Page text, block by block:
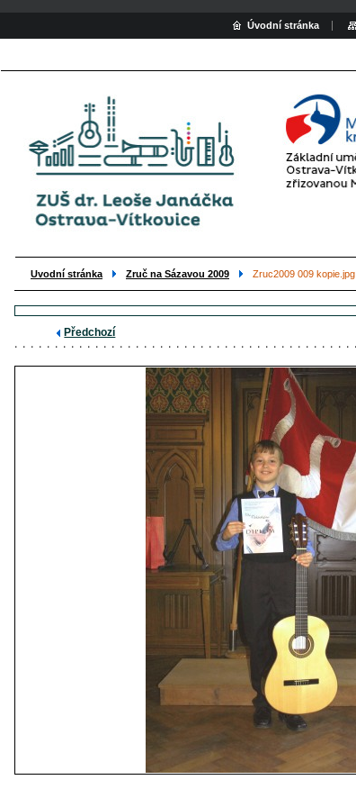
Uvodní stránka Zruč na Sázavou 2009 Zruc2009 009 kopie.jpg
Předchozí
Úvodní stránka